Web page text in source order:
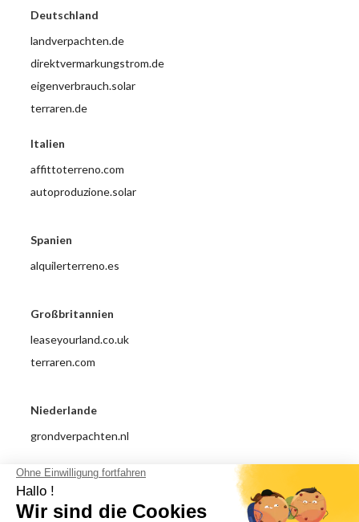
Deutschland
landverpachten.de
direktvermarkungstrom.de
eigenverbrauch.solar
terraren.de
Italien
affittoterreno.com
autoproduzione.solar
Spanien
alquilerterreno.es
Großbritannien
leaseyourland.co.uk
terraren.com
Niederlande
grondverpachten.nl
Impressum
Datenschutzrichtlinie